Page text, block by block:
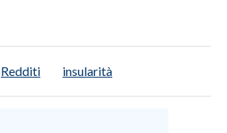
Redditi insularità